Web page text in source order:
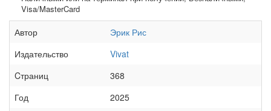
Visa/MasterCard
Автор
Эрик Рис
Издательство
Vivat
Cтраниц
368
Год
2025